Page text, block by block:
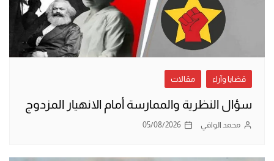
قضايا وآراء مقالات
سؤال النظرية والممارسة أمام الانهيار المزدوج
محمد الوافي 05/08/2026